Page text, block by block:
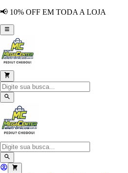
📢 10% OFF EM TODA A LOJA